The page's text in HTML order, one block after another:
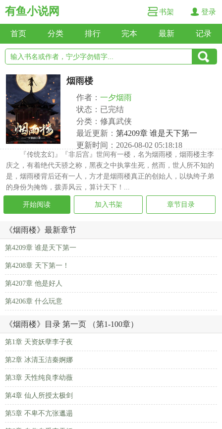
有鱼小说网 书架 登录
首页 分类 排行 完本 最新 记录
烟雨楼
作者： 一夕烟雨
状态：已完结
分类：修真武侠
最近更新： 第4209章 谁是天下第一
更新时间：2026-08-02 05:18:18
『传统玄幻』『非后宫』世间有一楼，名为烟雨楼，烟雨楼主李
庆之，有着绝代天骄之称，黑夜之中执掌生死，然而，世人所不知的
是，烟雨楼背后还有一人，方才是烟雨楼真正的创始人，以纨绔子弟
的身份为掩饰，拨弄风云，算计天下！...
开始阅读 加入书架 章节目录
《烟雨楼》最新章节
第4209章 谁是天下第一
第4208章 天下第一！
第4207章 他是好人
第4206章 什么玩意
《烟雨楼》目录 第一页 （第1-100章）
第1章 天资妖孽李子夜
第2章 冰清玉洁秦婀娜
第3章 天性纯良李幼薇
第4章 仙人所授太极剑
第5章 不卑不亢张邋遢